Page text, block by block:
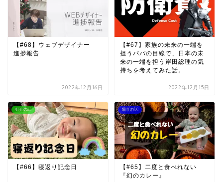
【#68】ウェブデザイナー
進捗報告
2022年12月16日
【#67】家族の未来の一端を
担うパパの目線で、日本の未
来の一端を担う岸田総理の気
持ちを考えてみた話。
2022年12月15日
虹介の話
【#66】寝返り記念日
陽介の話
【#65】二度と食べれない
『幻のカレー』